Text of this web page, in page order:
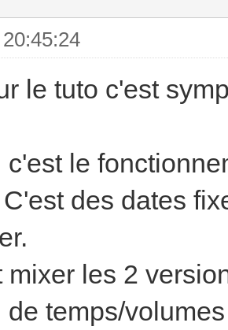
le tuto c'est
c'est le
des dates
mixer les 2
de temps/